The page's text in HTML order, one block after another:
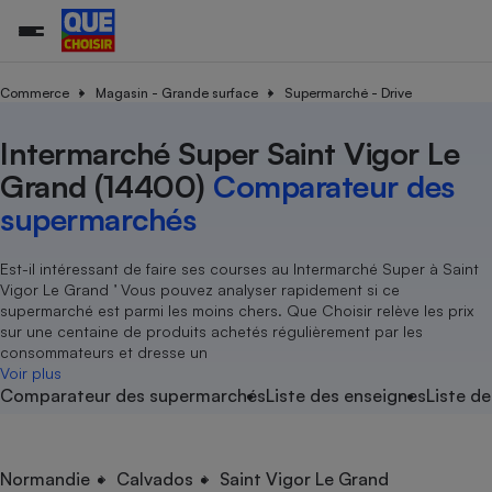
Commerce Magasin - Grande surface Supermarché - Drive
Intermarché Super Saint Vigor Le
Grand (14400) Comparateur des
supermarchés
Est-il intéressant de faire ses courses au Intermarché Super à Saint
Vigor Le Grand ’ Vous pouvez analyser rapidement si ce
supermarché est parmi les moins chers. Que Choisir relève les prix
sur une centaine de produits achetés régulièrement par les
consommateurs et dresse un
Voir plus
Comparateur des supermarchésListe des enseignesListe
Normandie Calvados Saint Vigor Le Grand
Additifs
Agriculture
Produit alimentaire
Achat - Vente - Location
Carburant
Magasin - Grande surface
Marketing - Fidélisation
Organismes de défense
Système judiciairegratuit
Air
Eau
Achat - Vente - Travaux
Location
Sport
Vacances - Tourisme
électrique
Démarche administrative
Senior
Service marchand
Train
Transport aérien
Toutes les actualités
Enquêtes
Guides d'achat
Conseils
Brèves
Tous les services
Soumettre un litige
Lettres types
Rencontrer une association locale
Tous nos combats
Nos actions
Nos grandes victoires
Les billets de la présidente
Nos associations locales
Nous rejoindre
En savoir plus sur Que Choisir Ensemble
?
L’association
Nos missions
Notre méthodologie
Notre financement
Nos partenaires
Nous rejoindre